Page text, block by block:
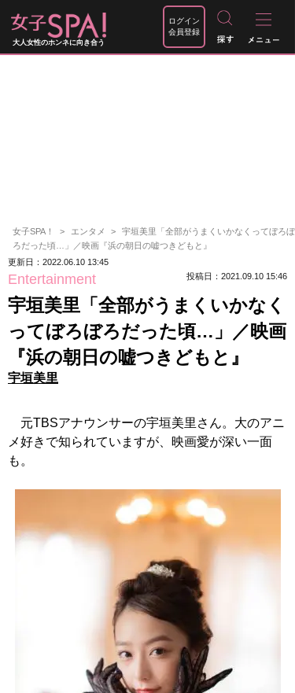
大人女性のホンネに向き合う
ログイン
会員登録
女子SPA！ エンタメ
宇垣美里「全部がうまくいかなくってぼろぼ
ろだった頃…」／映画『浜の朝日の嘘つきどもと』
更新日：2022.06.10 13:45
Entertainment 投稿日：2021.09.10 15:46
宇垣美里「全部がうまくいかなく
ってぼろぼろだった頃…」／映画
『浜の朝日の嘘つきどもと』
宇垣美里
元TBSアナウンサーの宇垣美里さん。大のアニ
メ好きで知られていますが、映画愛が深い一面
も。